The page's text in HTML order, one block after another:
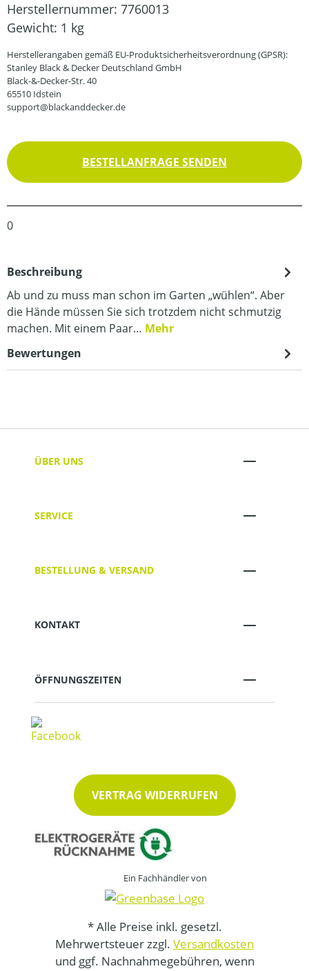
Herstellernummer: 7760013
Gewicht: 1 kg
Herstellerangaben gemäß EU-Produktsicherheitsverordnung (GPSR):
Stanley Black & Decker Deutschland GmbH
Black-&-Decker-Str. 40
65510 Idstein
support@blackanddecker.de
BESTELLANFRAGE SENDEN
0
Beschreibung
Ab und zu muss man schon im Garten „wühlen“. Aber
die Hände müssen Sie sich trotzdem nicht schmutzig
machen. Mit einem Paar… Mehr
Bewertungen
ÜBER UNS
SERVICE
BESTELLUNG & VERSAND
KONTAKT
ÖFFNUNGSZEITEN
VERTRAG WIDERRUFEN
Ein Fachhändler von
* Alle Preise inkl. gesetzl.
Mehrwertsteuer zzgl. Versandkosten
und ggf. Nachnahmegebühren, wenn